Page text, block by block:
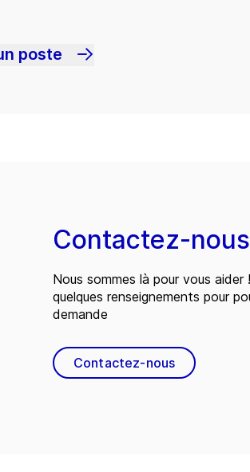
poste
Contactez-nous
Nous sommes là pour vous
quelques renseignements pour
demande
Contactez-nous